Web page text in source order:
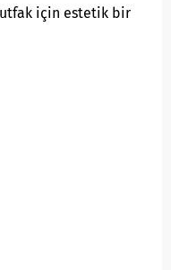
için estetik bir